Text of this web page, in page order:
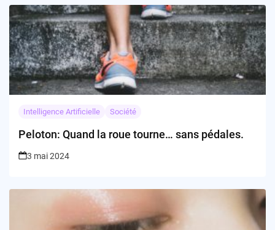
Intelligence Artificielle Société
Peloton: Quand la roue tourne… sans pédales.
3 mai 2024